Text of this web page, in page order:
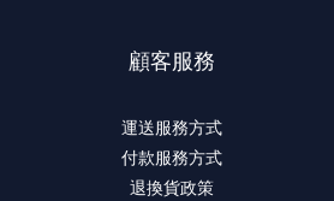
顧客服務
運送服務方式
付款服務方式
退換貨政策